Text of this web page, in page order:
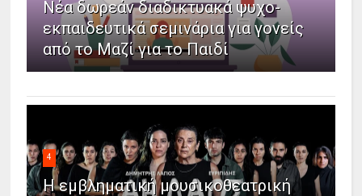
Νέα δωρεάν διαδικτυακά ψυχο-
εκπαιδευτικά σεμινάρια για γονείς
από το Μαζί για το Παιδί
4
Η εμβληματική μουσικοθεατρική